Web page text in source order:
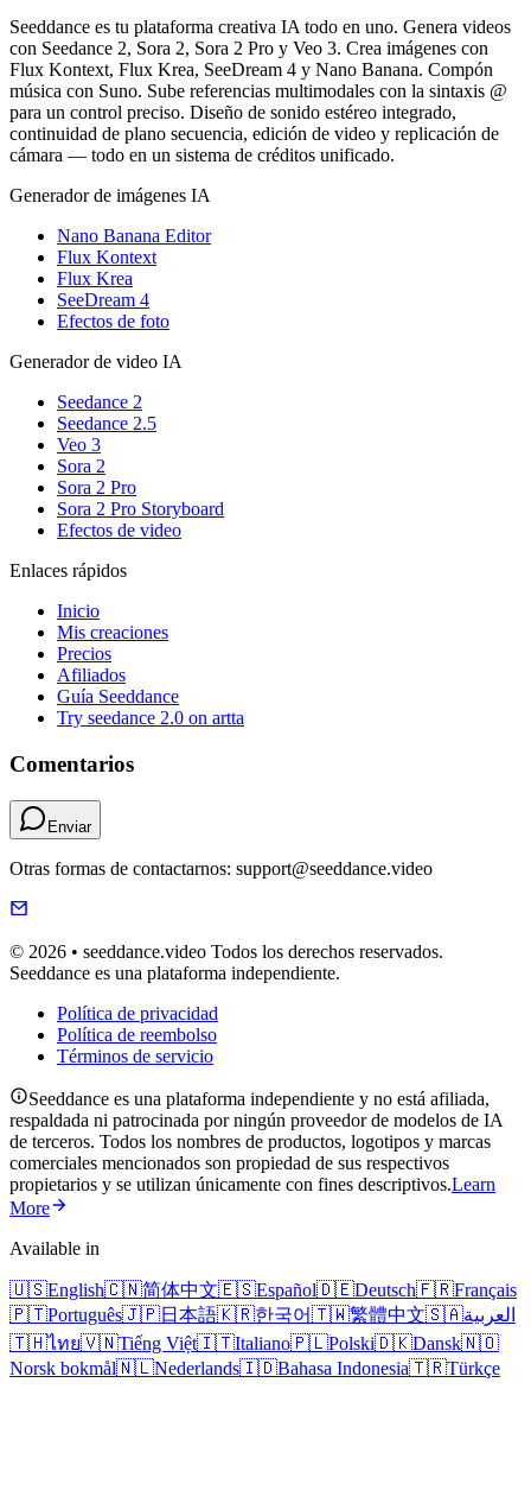
Seeddance es tu plataforma creativa IA todo en uno. Genera videos
con Seedance 2, Sora 2, Sora 2 Pro y Veo 3. Crea imágenes con
Flux Kontext, Flux Krea, SeeDream 4 y Nano Banana. Compón
música con Suno. Sube referencias multimodales con la sintaxis @
para un control preciso. Diseño de sonido estéreo integrado,
continuidad de plano secuencia, edición de video y replicación de
cámara — todo en un sistema de créditos unificado.
Generador de imágenes IA
Nano Banana Editor
Flux Kontext
Flux Krea
SeeDream 4
Efectos de foto
Generador de video IA
Seedance 2
Seedance 2.5
Veo 3
Sora 2
Sora 2 Pro
Sora 2 Pro Storyboard
Efectos de video
Enlaces rápidos
Inicio
Mis creaciones
Precios
Afiliados
Guía Seeddance
Try seedance 2.0 on artta
Comentarios
Enviar
Otras formas de contactarnos: support@seeddance.video
© 2026 • seeddance.video Todos los derechos reservados.
Seeddance es una plataforma independiente.
Política de privacidad
Política de reembolso
Términos de servicio
Seeddance es una plataforma independiente y no está afiliada,
respaldada ni patrocinada por ningún proveedor de modelos de IA
de terceros. Todos los nombres de productos, logotipos y marcas
comerciales mencionados son propiedad de sus respectivos
propietarios y se utilizan únicamente con fines descriptivos.Learn
More
Available in
🇺🇸English🇨🇳简体中文🇪🇸Español🇩🇪Deutsch🇫🇷Français
🇵🇹Português🇯🇵日本語🇰🇷한국어🇹🇼繁體中文🇸🇦العربية
🇹🇭ไทย🇻🇳Tiếng Việt🇮🇹Italiano🇵🇱Polski🇩🇰Dansk🇳🇴
Norsk bokmål🇳🇱Nederlands🇮🇩Bahasa Indonesia🇹🇷Türkçe